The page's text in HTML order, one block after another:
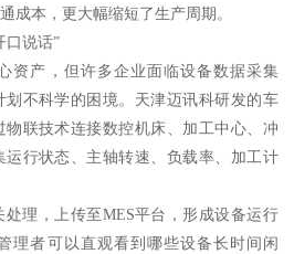
成本，更大幅缩短了生产周期。
口说话”
资产，但许多企业面临设备数据采集
不科学的困境。天津迈讯科研发的车
联技术连接数控机床、加工中心、冲
行状态、主轴转速、负载率、加工计
理，上传至MES平台，形成设备运行
理者可以直观看到哪些设备长时间闲